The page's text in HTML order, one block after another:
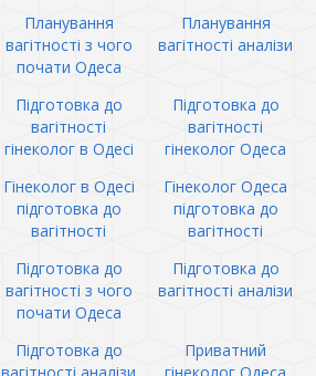
Планування
вагітності з чого
почати Одеса
Планування
вагітності аналізи
Підготовка до
вагітності
гінеколог в Одесі
Підготовка до
вагітності
гінеколог Одеса
Гінеколог в Одесі
підготовка до
вагітності
Гінеколог Одеса
підготовка до
вагітності
Підготовка до
вагітності з чого
почати Одеса
Підготовка до
вагітності аналізи
Підготовка до
Приватний